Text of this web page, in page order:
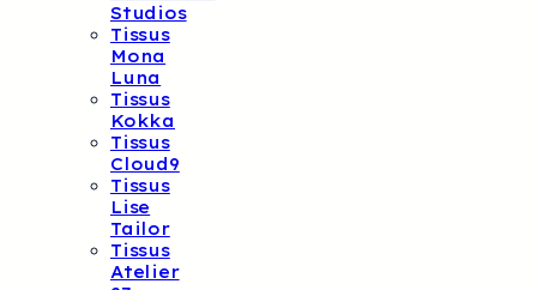
Studios
Tissus
Mona
Luna
Tissus
Kokka
Tissus
Cloud9
Tissus
Lise
Tailor
Tissus
Atelier